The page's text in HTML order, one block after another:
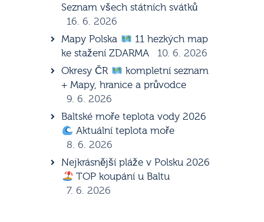
Seznam všech státních svátků
16. 6. 2026
Mapy Polska
11 hezkých map
ke stažení ZDARMA
10. 6. 2026
Okresy ČR
kompletní seznam
+ Mapy, hranice a průvodce
9. 6. 2026
Baltské moře teplota vody 2026
Aktuální teplota moře
8. 6. 2026
Nejkrásnější pláže v Polsku 2026
TOP koupání u Baltu
7. 6. 2026